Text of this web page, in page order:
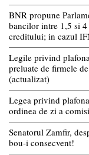
BNR propune
bancilor intre 1,5 si
creditului; in cazul
Legile privind
preluate de firmele
(actualizat)
Legea privind
ordinea de zi a
Senatorul Zamfir,
bou-i consecvent!